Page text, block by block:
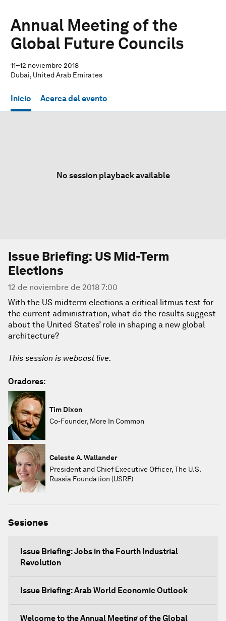
Annual Meeting of the
Global Future Councils
11–12 noviembre 2018
Dubai, United Arab Emirates
Inicio Acerca del evento
No session playback available
Issue Briefing: US Mid-Term
Elections
12 de noviembre de 2018 7:00
With the US midterm elections a critical litmus test for
the current administration, what do the results suggest
about the United States’ role in shaping a new global
architecture?
This session is webcast live.
Oradores:
Tim Dixon
Co-Founder, More In Common
Celeste A. Wallander
President and Chief Executive Officer, The U.S.
Russia Foundation (USRF)
Sesiones
Issue Briefing: Jobs in the Fourth Industrial
Revolution
Issue Briefing: Arab World Economic Outlook
Welcome to the Annual Meeting of the Global